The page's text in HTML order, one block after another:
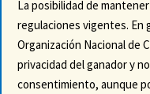
La posibilidad de
regulaciones vigentes. En
Organización Nacional de
privacidad del ganador y
consentimiento, aunque